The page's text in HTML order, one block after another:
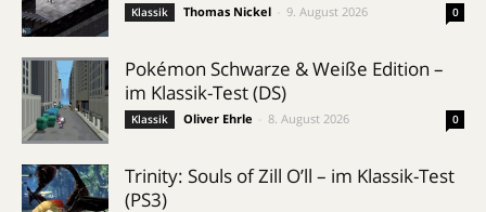
Klassik Thomas Nickel 9. August 2026 0
Pokémon Schwarze & Weiße Edition –
im Klassik-Test (DS)
Klassik Oliver Ehrle 8. August 2026 0
Trinity: Souls of Zill O’ll – im Klassik-Test
(PS3)